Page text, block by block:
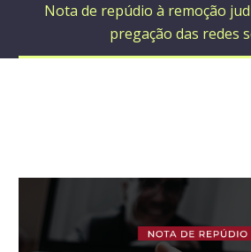
Nota de repúdio à remoção
pregação das redes